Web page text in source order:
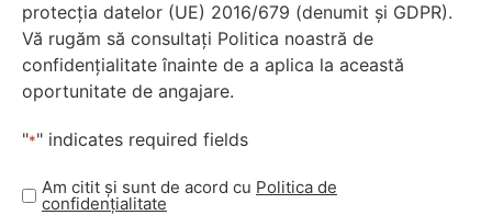
protecția datelor (UE) 2016/679 (denumit și GDPR).
Vă rugăm să consultați Politica noastră de
confidențialitate înainte de a aplica la această
oportunitate de angajare.
"*" indicates required fields
Am citit și sunt de acord cu Politica de
confidențialitate